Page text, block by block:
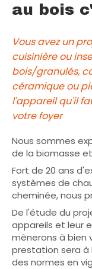
au bois
Vous avez un
cuisinière ou
bois/granulés,
céramique ou
l'appareil qu'il
votre foyer
Nous sommes
de la biomasse
Fort de 20 ans
systèmes de
cheminée, nous
De l'étude du
appareils et leur
mènerons à
prestation sera à
des normes en